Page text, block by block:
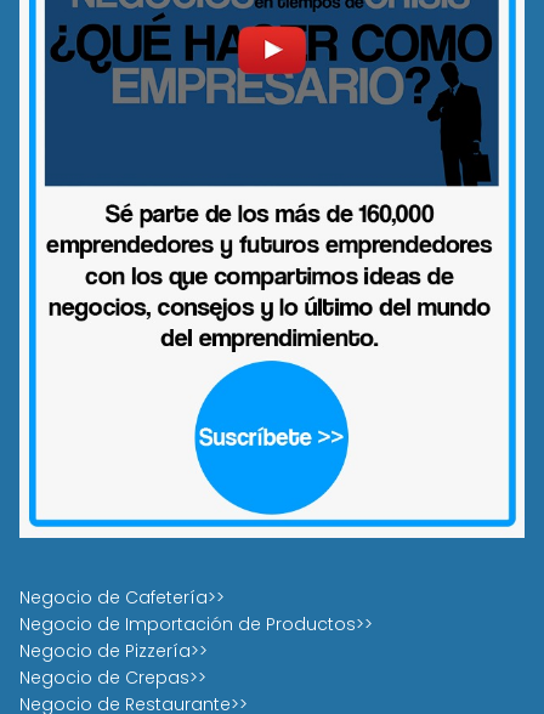
Negocio de Cafetería>>
Negocio de Importación de Productos>>
Negocio de Pizzería>>
Negocio de Crepas>>
Negocio de Restaurante>>